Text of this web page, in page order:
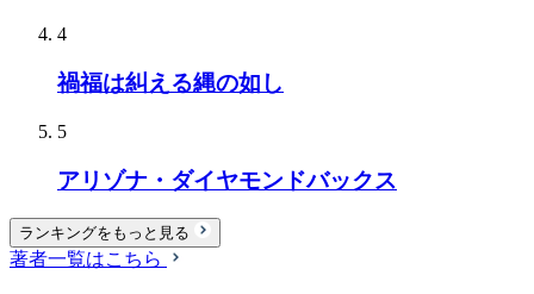
4
禍福は糾える縄の如し
5
アリゾナ・ダイヤモンドバックス
ランキングをもっと見る
著者一覧はこちら